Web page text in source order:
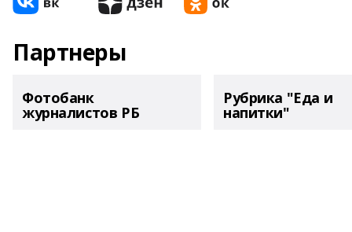
Партнеры
Фотобанк
журналистов РБ
Рубрика "Еда и
напитки"